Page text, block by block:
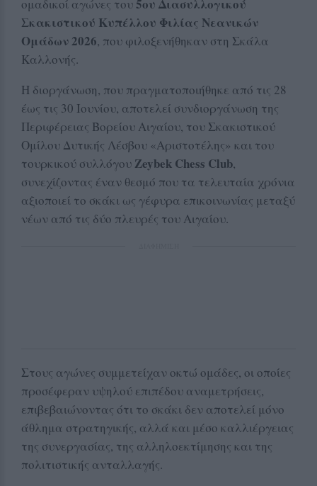
ομαδικοί αγώνες του5ου Διασυλλογικού
Σκακιστικού Κυπέλλου Φιλίας Νεανικών
Ομάδων 2026, που φιλοξενήθηκαν στη Σκάλα
Καλλονής.
Η διοργάνωση, που πραγματοποιήθηκε από τις 28
έως τις 30 Ιουνίου, αποτελεί συνδιοργάνωση της
Περιφέρειας Βορείου Αιγαίου, του Σκακιστικού
Ομίλου Δυτικής Λέσβου «Αριστοτέλης» και του
τουρκικού συλλόγου Zeybek Chess Club,
συνεχίζοντας έναν θεσμό που τα τελευταία χρόνια
αξιοποιεί το σκάκι ως γέφυρα επικοινωνίας μεταξύ
νέων από τις δύο πλευρές του Αιγαίου.
Στους αγώνες συμμετείχαν οκτώ ομάδες, οι οποίες
προσέφεραν υψηλού επιπέδου αναμετρήσεις,
επιβεβαιώνοντας ότι το σκάκι δεν αποτελεί μόνο
άθλημα στρατηγικής, αλλά και μέσο καλλιέργειας
της συνεργασίας, της αλληλοεκτίμησης και της
πολιτιστικής ανταλλαγής.